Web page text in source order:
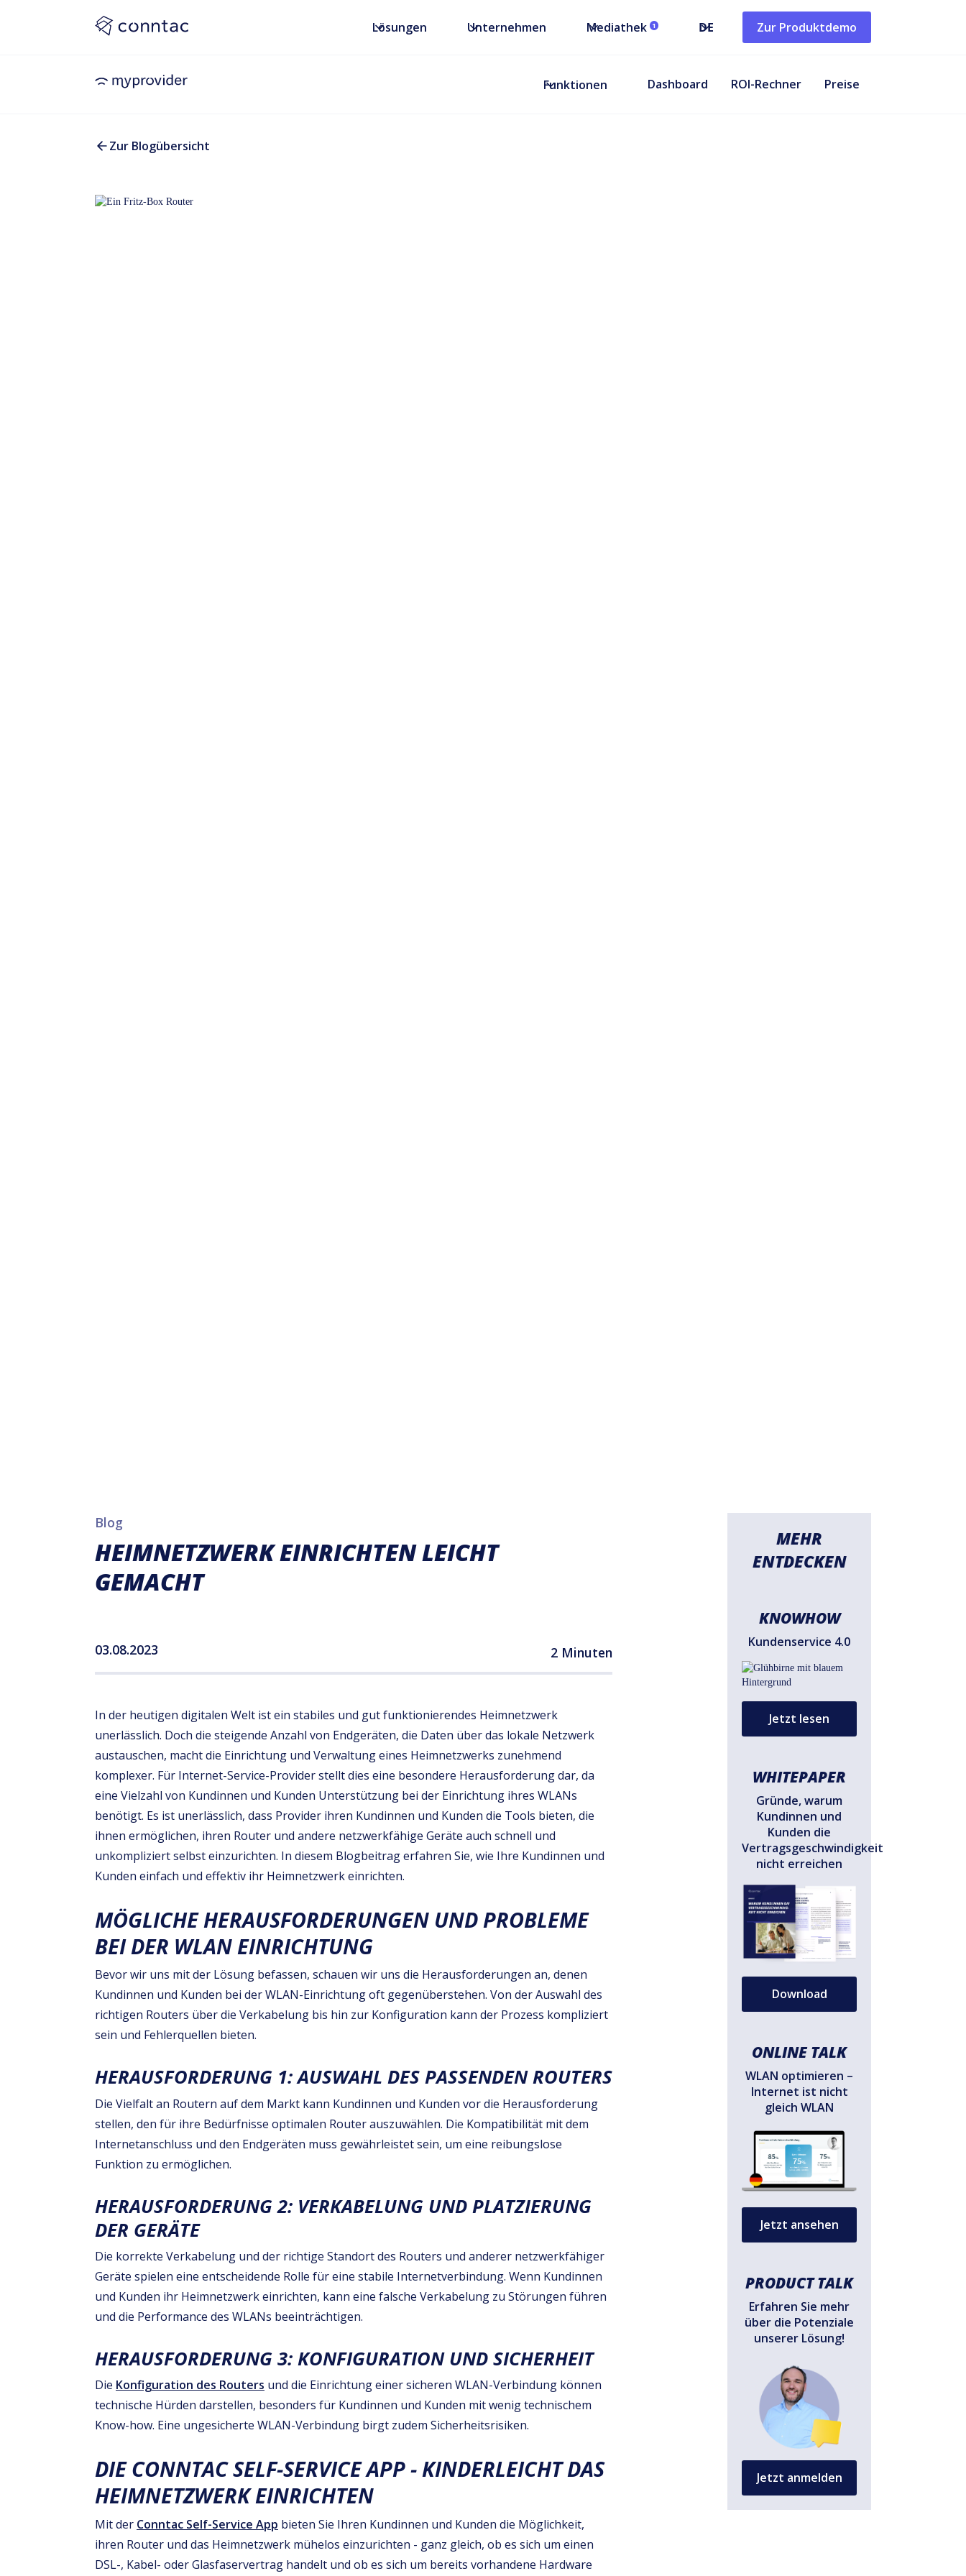
Lösungen Unternehmen Mediathek 1 DE Zur Produktdemo
Funktionen Dashboard ROI-Rechner Preise
Zur Blogübersicht
Blog
HEIMNETZWERK EINRICHTEN LEICHT
GEMACHT
03.08.2023 2 Minuten
In der heutigen digitalen Welt ist ein stabiles und gut funktionierendes Heimnetzwerk
unerlässlich. Doch die steigende Anzahl von Endgeräten, die Daten über das lokale Netzwerk
austauschen, macht die Einrichtung und Verwaltung eines Heimnetzwerks zunehmend
komplexer. Für Internet-Service-Provider stellt dies eine besondere Herausforderung dar, da
eine Vielzahl von Kundinnen und Kunden Unterstützung bei der Einrichtung ihres WLANs
benötigt. Es ist unerlässlich, dass Provider ihren Kundinnen und Kunden die Tools bieten, die
ihnen ermöglichen, ihren Router und andere netzwerkfähige Geräte auch schnell und
unkompliziert selbst einzurichten. In diesem Blogbeitrag erfahren Sie, wie Ihre Kundinnen und
Kunden einfach und effektiv ihr Heimnetzwerk einrichten.
MÖGLICHE HERAUSFORDERUNGEN UND PROBLEME
BEI DER WLAN EINRICHTUNG
Bevor wir uns mit der Lösung befassen, schauen wir uns die Herausforderungen an, denen
Kundinnen und Kunden bei der WLAN-Einrichtung oft gegenüberstehen. Von der Auswahl des
richtigen Routers über die Verkabelung bis hin zur Konfiguration kann der Prozess kompliziert
sein und Fehlerquellen bieten.
HERAUSFORDERUNG 1: AUSWAHL DES PASSENDEN ROUTERS
Die Vielfalt an Routern auf dem Markt kann Kundinnen und Kunden vor die Herausforderung
stellen, den für ihre Bedürfnisse optimalen Router auszuwählen. Die Kompatibilität mit dem
Internetanschluss und den Endgeräten muss gewährleistet sein, um eine reibungslose
Funktion zu ermöglichen.
HERAUSFORDERUNG 2: VERKABELUNG UND PLATZIERUNG
DER GERÄTE
Die korrekte Verkabelung und der richtige Standort des Routers und anderer netzwerkfähiger
Geräte spielen eine entscheidende Rolle für eine stabile Internetverbindung. Wenn Kundinnen
und Kunden ihr Heimnetzwerk einrichten, kann eine falsche Verkabelung zu Störungen führen
und die Performance des WLANs beeinträchtigen.
HERAUSFORDERUNG 3: KONFIGURATION UND SICHERHEIT
Die Konfiguration des Routers und die Einrichtung einer sicheren WLAN-Verbindung können
technische Hürden darstellen, besonders für Kundinnen und Kunden mit wenig technischem
Know-how. Eine ungesicherte WLAN-Verbindung birgt zudem Sicherheitsrisiken.
DIE CONNTAC SELF-SERVICE APP - KINDERLEICHT DAS
HEIMNETZWERK EINRICHTEN
Mit der Conntac Self-Service App bieten Sie Ihren Kundinnen und Kunden die Möglichkeit,
ihren Router und das Heimnetzwerk mühelos einzurichten - ganz gleich, ob es sich um einen
DSL-, Kabel- oder Glasfaservertrag handelt und ob es sich um bereits vorhandene Hardware
MEHR
ENTDECKEN
KNOWHOW
Kundenservice 4.0
Jetzt lesen
WHITEPAPER
Gründe, warum
Kundinnen und
Kunden die
Vertragsgeschwindigkeit
nicht erreichen
Download
ONLINE TALK
WLAN optimieren –
Internet ist nicht
gleich WLAN
Jetzt ansehen
PRODUCT TALK
Erfahren Sie mehr
über die Potenziale
unserer Lösung!
Jetzt anmelden